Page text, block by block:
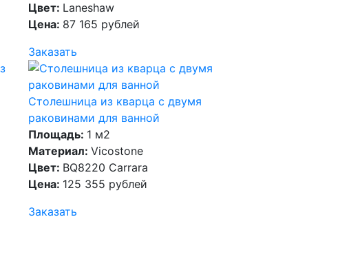
Цвет: Laneshaw
Цена: 87 165 рублей
Заказать
Столешница из кварца с двумя
раковинами для ванной
Площадь: 1 м2
Материал: Vicostone
Цвет: BQ8220 Carrara
Цена: 125 355 рублей
Заказать